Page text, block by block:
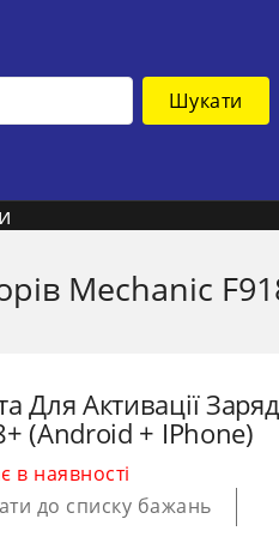
Шукати
Mechanic
Для Активації
(Android + IPhone)
в наявності
до списку бажань